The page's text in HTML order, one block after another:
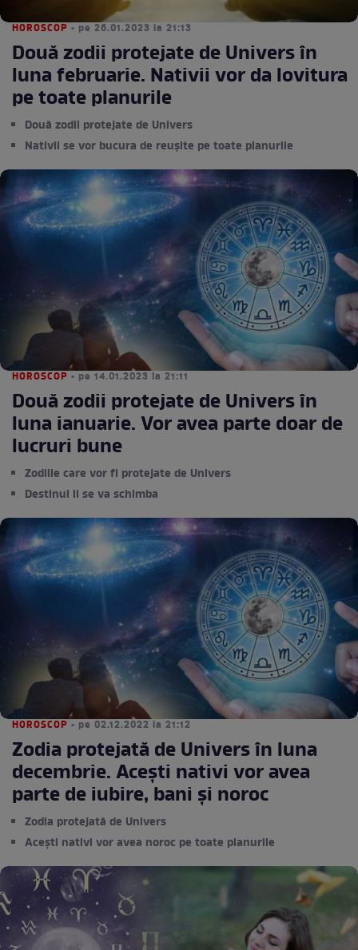
HOROSCOP • pe 26.01.2023 la 21:13
Două zodii protejate de Univers în
luna februarie. Nativii vor da lovitura
pe toate planurile
Două zodii protejate de Univers
Nativii se vor bucura de reușite pe toate planurile
HOROSCOP • pe 14.01.2023 la 21:11
Două zodii protejate de Univers în
luna ianuarie. Vor avea parte doar de
lucruri bune
Zodiile care vor fi protejate de Univers
Destinul li se va schimba
HOROSCOP • pe 02.12.2022 la 21:12
Zodia protejată de Univers în luna
decembrie. Acești nativi vor avea
parte de iubire, bani și noroc
Zodia protejată de Univers
Acești nativi vor avea noroc pe toate planurile